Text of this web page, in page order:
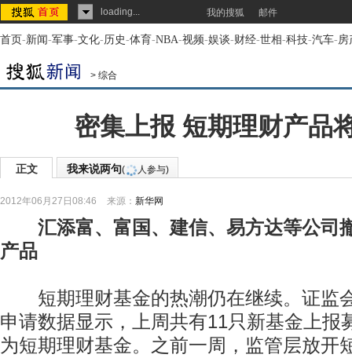
loading... 我的搜狐 邮件
首页-新闻-军事-文化-历史-体育-NBA-视频-娱谈-财经-世相-科技-汽车-房
> 综合
密集上报 短期理财产品
正文 我来说两句( 人参与)
2012年06月27日08:46 来源： 新华网
汇添富、富国、建信、易方达等公司
产品
短期理财基金的热潮仍在继续。证监
申请数据显示，上周共有11只新基金上报
为短期理财基金。之前一周，监管层放开